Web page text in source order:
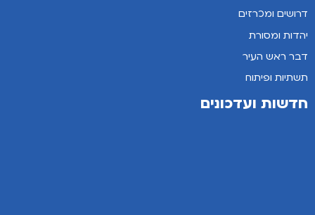
דרושים ומכרזים
יהדות ומסורת
דבר ראש העיר
תשתיות ופיתוח
חדשות ועדכונים